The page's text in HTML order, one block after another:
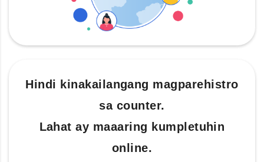
Hindi kinakailangang magparehistro
sa counter.
Lahat ay maaaring kumpletuhin
online.